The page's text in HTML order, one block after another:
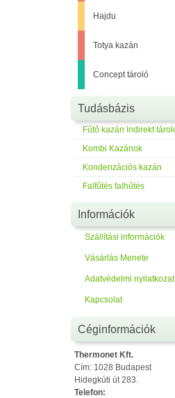
Hajdu
Totya kazán
Concept tároló
Tudásbázis
Fűtő kazán Indirekt
Kombi Kazánok
Kondenzációs kazán
Falfűtés falhűtés
Információk
Szállítási információk
Vásárlás Menete
Adatvédelmi nyilatkozat
Kapcsolat
Céginformációk
Thermonet Kft.
Cím: 1028 Budapest
Hidegkúti út 283.
Telefon: